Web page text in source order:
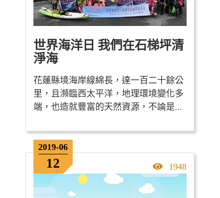
世界海洋日 我們在石梯坪清
淨海
花蓮縣境海岸線綿長，達一百二十餘公
里，且瀕臨西太平洋，地理環境變化多
端，也造就豐富的天然資源，不論是...
2019-06
12 點擊率
1948